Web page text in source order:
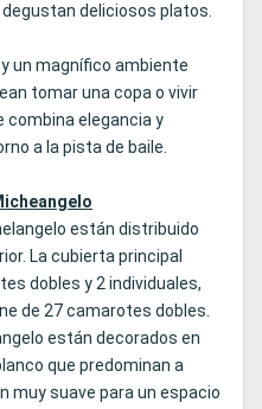
deliciosos platos.
un magnífico ambiente
tomar una copa o vivir
combina elegancia y
a la pista de baile.
están distribuido
La cubierta principal
dobles y 2 individuales,
de 27 camarotes dobles.
están decorados en
que predominan a
muy suave para un espacio